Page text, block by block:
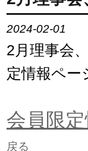
会員情報
イベント
会員限定情
2024-02-01
2月理事会
定情報ペー
会員限
戻る